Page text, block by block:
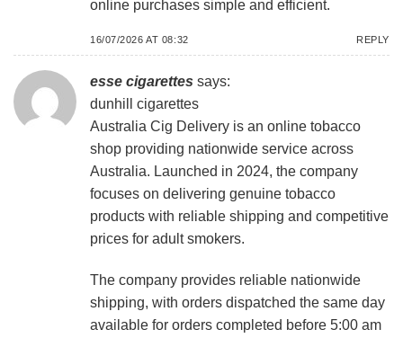
online purchases simple and efficient.
16/07/2026 AT 08:32 REPLY
esse cigarettes says:
dunhill cigarettes
Australia Cig Delivery is an online tobacco
shop providing nationwide service across
Australia. Launched in 2024, the company
focuses on delivering genuine tobacco
products with reliable shipping and competitive
prices for adult smokers.
The company provides reliable nationwide
shipping, with orders dispatched the same day
available for orders completed before 5:00 am